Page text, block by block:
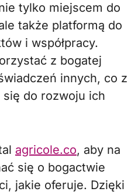
tylko miejscem do
także platformą do
i współpracy.
z bogatej
innych, co z
do rozwoju ich
agricole.co, aby na
się o bogactwie
jakie oferuje. Dzięki